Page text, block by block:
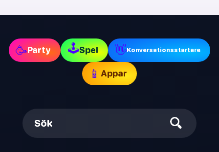
🥳Party 🕹Spel 👋Konversationsstartare
📱 Appar
Sök